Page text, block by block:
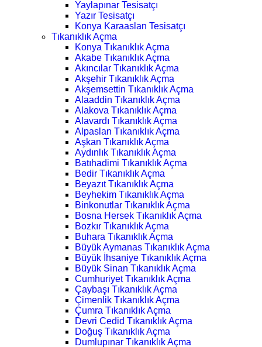
Yaylapınar Tesisatçı
Yazır Tesisatçı
Konya Karaaslan Tesisatçı
Tıkanıklık Açma
Konya Tıkanıklık Açma
Akabe Tıkanıklık Açma
Akıncılar Tıkanıklık Açma
Akşehir Tıkanıklık Açma
Akşemsettin Tıkanıklık Açma
Alaaddin Tıkanıklık Açma
Alakova Tıkanıklık Açma
Alavardı Tıkanıklık Açma
Alpaslan Tıkanıklık Açma
Aşkan Tıkanıklık Açma
Aydınlık Tıkanıklık Açma
Batıhadimi Tıkanıklık Açma
Bedir Tıkanıklık Açma
Beyazıt Tıkanıklık Açma
Beyhekim Tıkanıklık Açma
Binkonutlar Tıkanıklık Açma
Bosna Hersek Tıkanıklık Açma
Bozkır Tıkanıklık Açma
Buhara Tıkanıklık Açma
Büyük Aymanas Tıkanıklık Açma
Büyük İhsaniye Tıkanıklık Açma
Büyük Sinan Tıkanıklık Açma
Cumhuriyet Tıkanıklık Açma
Çaybaşı Tıkanıklık Açma
Çimenlik Tıkanıklık Açma
Çumra Tıkanıklık Açma
Devri Cedid Tıkanıklık Açma
Doğuş Tıkanıklık Açma
Dumlupınar Tıkanıklık Açma